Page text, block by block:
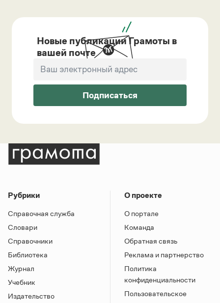
Новые публикации Грамоты в
вашей почте
Подписаться
Рубрики
Справочная служба
Словари
Справочники
Библиотека
Журнал
Учебник
Издательство
О проекте
О портале
Команда
Обратная связь
Реклама и партнерство
Политика
конфиденциальности
Пользовательское